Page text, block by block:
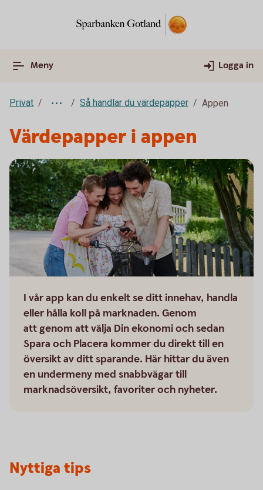
Meny Logga in
Privat Så handlar du värdepapper Appen
Värdepapper i appen
I vår app kan du enkelt se ditt innehav, handla
eller hålla koll på marknaden. Genom
att genom att välja Din ekonomi och sedan
Spara och Placera kommer du direkt till en
översikt av ditt sparande. Här hittar du även
en undermeny med snabbvägar till
marknadsöversikt, favoriter och nyheter.
Nyttiga tips